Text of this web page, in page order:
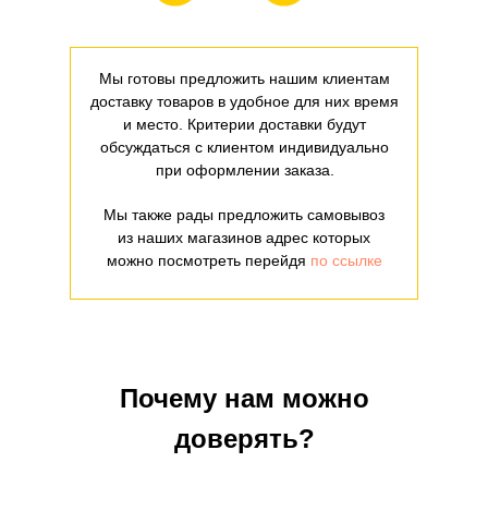
Мы готовы предложить нашим клиентам
доставку товаров в удобное для них время
и место. Критерии доставки будут
обсуждаться с клиентом индивидуально
при оформлении заказа.
Мы также рады предложить самовывоз
из наших магазинов адрес которых
можно посмотреть перейдя по ссылке
Почему нам можно
доверять?